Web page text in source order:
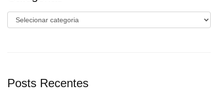
Categorias
Posts Recentes